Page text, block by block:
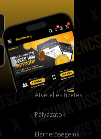
FirstPhone
bankmentes
részletfizetés
Áruhitel
Karrier
Átvétel és fizetés
Pályázatok
Elérhetőségeink